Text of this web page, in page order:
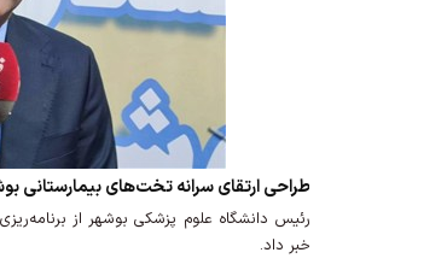
طراحی ارتقای سرانه تخت‌های بیمارستانی
خبر داد.